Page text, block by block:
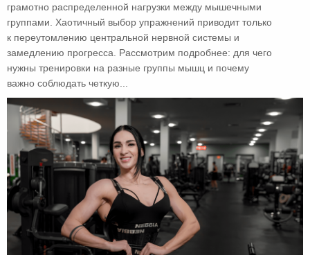
грамотно распределенной нагрузки между мышечными
группами. Хаотичный выбор упражнений приводит только
к переутомлению центральной нервной системы и
замедлению прогресса. Рассмотрим подробнее: для чего
нужны тренировки на разные группы мышц и почему
важно соблюдать четкую...